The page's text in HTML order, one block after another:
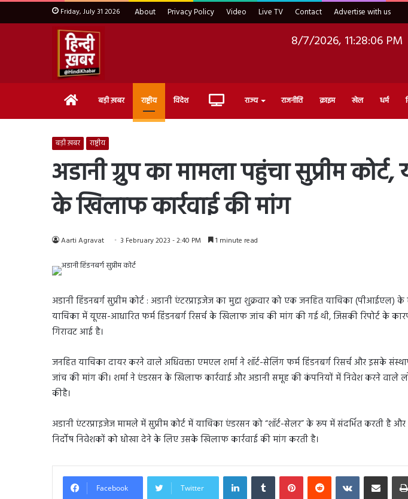
Friday, July 31 2026 About Privacy Policy Video Live TV Contact Advertise with us
8/7/2026, 11:28:08 PM
Home बड़ी ख़बर राष्ट्रीय विदेश Live राज्य राजनीति क्राइम खेल धर्म
बड़ी ख़बर राष्ट्रीय
अडानी ग्रुप का मामला पहुंचा सुप्रीम
के खिलाफ कार्रवाई की मांग
Aarti Agravat 3 February 2023 - 2:40 PM 1 minute read
अडानी हिंडनबर्ग सुप्रीम कोर्ट : अडानी एंटरप्राइजेज का मुद्दा शुक्रवार को एक जनहित याचिका (पीआईएल)
याचिका में यूएस-आधारित फर्म हिंडनबर्ग रिसर्च के खिलाफ जांच की मांग की गई थी, जिसकी रिपोर्ट के
गिरावट आई है।
जनहित याचिका दायर करने वाले अधिवक्ता एमएल शर्मा ने शॉर्ट-सेलिंग फर्म हिंडनबर्ग रिसर्च और इसके
जांच की मांग की। शर्मा ने एंडरसन के खिलाफ कार्रवाई और अडानी समूह की कंपनियों में निवेश करने
कीहै।
अडानी एंटरप्राइजेज मामले में सुप्रीम कोर्ट में याचिका एंडरसन को “शॉर्ट-सेलर” के रूप में संदर्भित करती है
निर्दोष निवेशकों को धोखा देने के लिए उसके खिलाफ कार्रवाई की मांग करती है।
Facebook Twitter
LinkedInTumblr PinterestReddit VKontakteShare via Email